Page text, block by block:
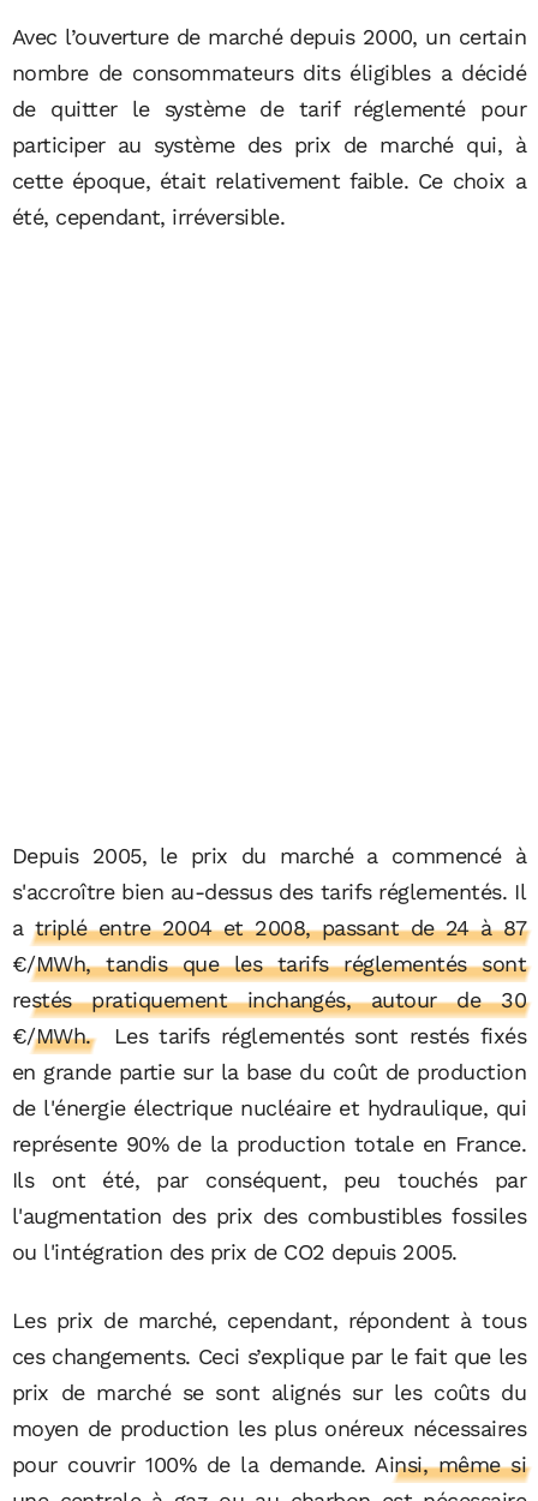
Avec l’ouverture de marché depuis 2000, un certain
nombre de consommateurs dits éligibles a décidé
de quitter le système de tarif réglementé pour
participer au système des prix de marché qui, à
cette époque, était relativement faible. Ce choix a
été, cependant, irréversible.
Depuis 2005, le prix du marché a commencé à
s'accroître bien au-dessus des tarifs réglementés. Il
a triplé entre 2004 et 2008, passant de 24 à 87
€/MWh, tandis que les tarifs réglementés sont
restés pratiquement inchangés, autour de 30
€/MWh.
Les tarifs réglementés sont restés fixés
en grande partie sur la base du coût de production
de l'énergie électrique nucléaire et hydraulique, qui
représente 90% de la production totale en France.
Ils ont été, par conséquent, peu touchés par
l'augmentation des prix des combustibles fossiles
ou l'intégration des prix de CO2 depuis 2005.
Les prix de marché, cependant, répondent à tous
ces changements. Ceci s’explique par le fait que les
prix de marché se sont alignés sur les coûts du
moyen de production les plus onéreux nécessaires
pour couvrir 100% de la demande. Ainsi, même si